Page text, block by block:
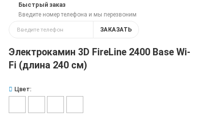
Быстрый заказ
Введите номер телефона и мы перезвоним
ЗАКАЗАТЬ
Электрокамин 3D FireLine 2400 Base Wi-
Fi (длина 240 см)
Цвет: